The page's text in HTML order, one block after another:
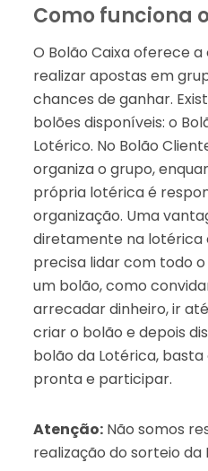
Como funciona
O Bolão Caixa oferece
realizar apostas em
chances de ganhar.
bolões disponíveis: o
Lotérico. No Bolão
organiza o grupo,
própria lotérica é
organização. Uma
diretamente na lotérica
precisa lidar com todo
um bolão, como
arrecadar dinheiro, ir
criar o bolão e depois
bolão da Lotérica,
pronta e participar.
Atenção:Não somos
realização do sorteio da